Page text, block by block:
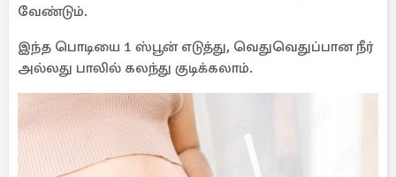
வேண்டும்.
இந்த பொடியை 1 ஸ்பூன் எடுத்து, வெதுவெதுப்பான நீர்
அல்லது பாலில் கலந்து குடிக்கலாம்.